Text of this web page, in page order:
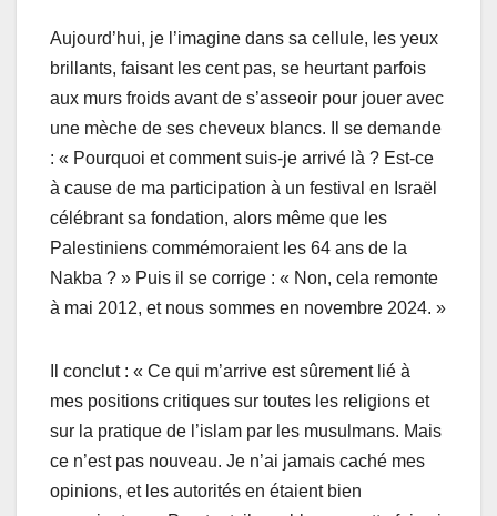
Aujourd’hui, je l’imagine dans sa cellule, les yeux
brillants, faisant les cent pas, se heurtant parfois
aux murs froids avant de s’asseoir pour jouer avec
une mèche de ses cheveux blancs. Il se demande
: « Pourquoi et comment suis-je arrivé là ? Est-ce
à cause de ma participation à un festival en Israël
célébrant sa fondation, alors même que les
Palestiniens commémoraient les 64 ans de la
Nakba ? » Puis il se corrige : « Non, cela remonte
à mai 2012, et nous sommes en novembre 2024. »
Il conclut : « Ce qui m’arrive est sûrement lié à
mes positions critiques sur toutes les religions et
sur la pratique de l’islam par les musulmans. Mais
ce n’est pas nouveau. Je n’ai jamais caché mes
opinions, et les autorités en étaient bien